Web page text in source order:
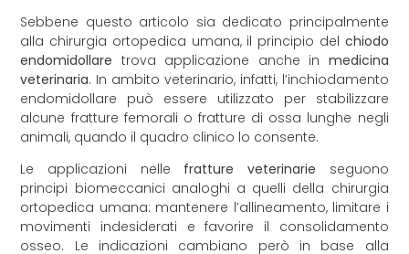
Sebbene questo articolo sia dedicato principalmente
alla chirurgia ortopedica umana, il principio del chiodo
endomidollare trova applicazione anche in medicina
veterinaria. In ambito veterinario, infatti, l’inchiodamento
endomidollare può essere utilizzato per stabilizzare
alcune fratture femorali o fratture di ossa lunghe negli
animali, quando il quadro clinico lo consente.
Le applicazioni nelle fratture veterinarie seguono
principi biomeccanici analoghi a quelli della chirurgia
ortopedica umana: mantenere l’allineamento, limitare i
movimenti indesiderati e favorire il consolidamento
osseo. Le indicazioni cambiano però in base alla